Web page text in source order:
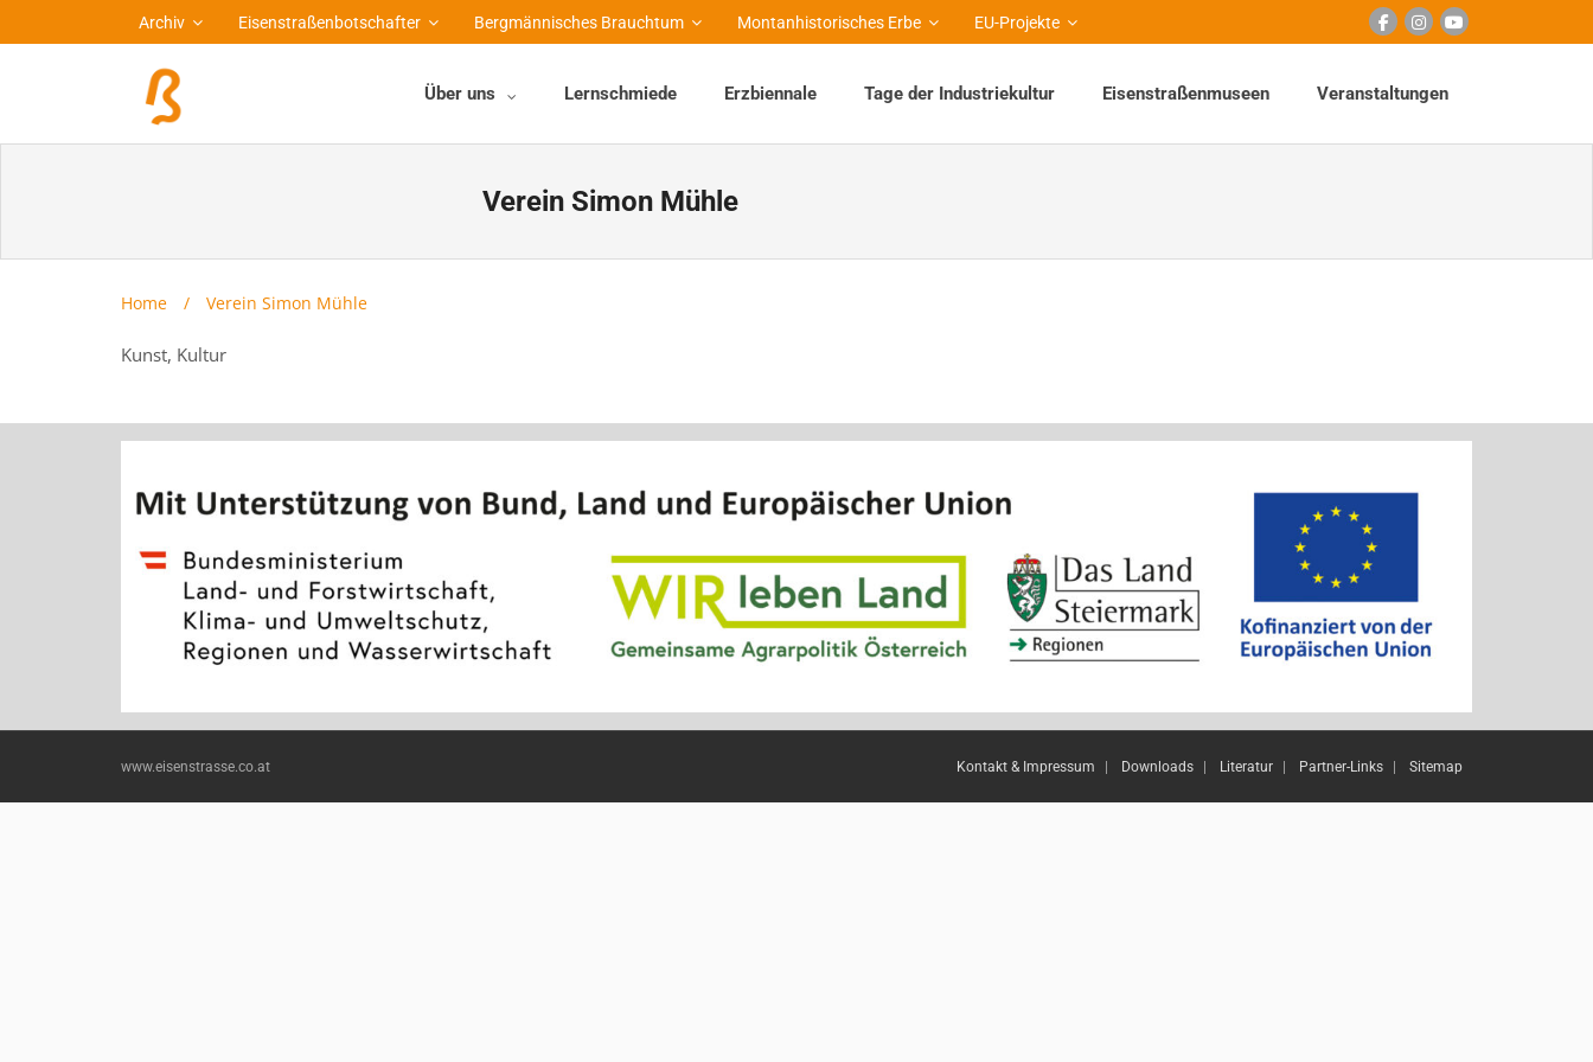
Archiv Eisenstraßenbotschafter Bergmännisches Brauchtum Montanhistorisches Erbe EU-Projekte
Über uns Lernschmiede Erzbiennale Tage der Industriekultur Eisenstraßenmuseen Veranstaltungen
Verein Simon Mühle
Home / Verein Simon Mühle
Kunst, Kultur
www.eisenstrasse.co.at Kontakt & Impressum Downloads Literatur Partner-Links Sitemap